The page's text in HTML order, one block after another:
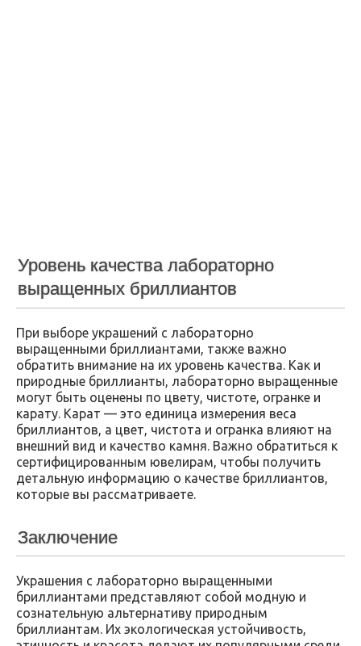
Уровень качества лабораторно
выращенных бриллиантов
При выборе украшений с лабораторно
выращенными бриллиантами, также важно
обратить внимание на их уровень качества. Как и
природные бриллианты, лабораторно выращенные
могут быть оценены по цвету, чистоте, огранке и
карату. Карат — это единица измерения веса
бриллиантов, а цвет, чистота и огранка влияют на
внешний вид и качество камня. Важно обратиться к
сертифицированным ювелирам, чтобы получить
детальную информацию о качестве бриллиантов,
которые вы рассматриваете.
Заключение
Украшения с лабораторно выращенными
бриллиантами представляют собой модную и
сознательную альтернативу природным
бриллиантам. Их экологическая устойчивость,